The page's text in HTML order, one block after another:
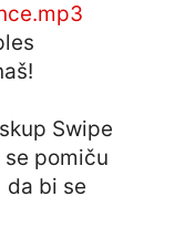
Swipe
pomiču
da bi se